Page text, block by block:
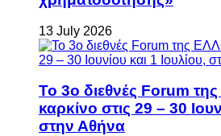
13 July 2026
Το 3ο διεθνές Forum
καρκίνο στις 29 – 30
στην Αθήνα